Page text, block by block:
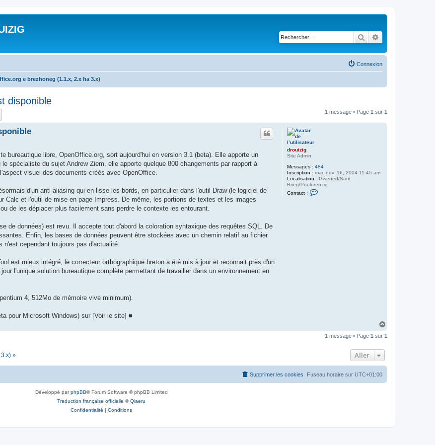
Rechercher
Connexion
e brezhoneg (1.1.x, 2.x ha 3.x)
disponible
1 message • Page 1 sur 1
drouizig
Site Admin
Messages : 484
Inscription : mar. nov. 16, 2004 11:45 am
Localisation : Gwened/Sant-
Brieg/Pouldreuzig
Contact :
bureautique libre, OpenOffice.org, sort aujourd'hui en version 3.1 (beta). Elle apporte un
spécialiste du sujet Andrew Ziem, elle apporte quelque 800 changements par rapport à
visuel des documents créés avec OpenOffice.
d'un anti-aliasing qui en lisse les bords, en particulier dans l'outil Draw (le logiciel de
Calc et l'outil de mise en page Impress. De même, les portions de textes et les images
de les déplacer plus facilement sans perdre le contexte les entourant.
de données) est revu. Il accepte tout d'abord la coloration syntaxique des requêtes SQL. De
Enfin, les bases de données peuvent être stockées avec un chemin relatif au fichier
cependant toujours pas d'actualité.
est mieux intégré, le correcteur orthographique breton a été mis à jour et reconnait près d'un
l'unique solution bureautique complète permettant de travailler dans un environnement en
4, 512Mo de mémoire vive minimum).
pour Microsoft Windows) sur [Voir le site] ■
u
1 message • Page 1 sur 1
» Aller
Fuseau horaire sur UTC+01:00
Supprimer les cookies
Développé parphpBB® Forum Software © phpBB Limited
Traduction française officielle ©Qiaeru
Confidentialité | Conditions